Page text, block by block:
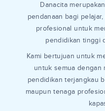
Danacita
pendanaan bagi
profesional untuk
pendidikan tinggi
Kami bertujuan untuk
untuk semua dengan
pendidikan terjangkau
maupun tenaga